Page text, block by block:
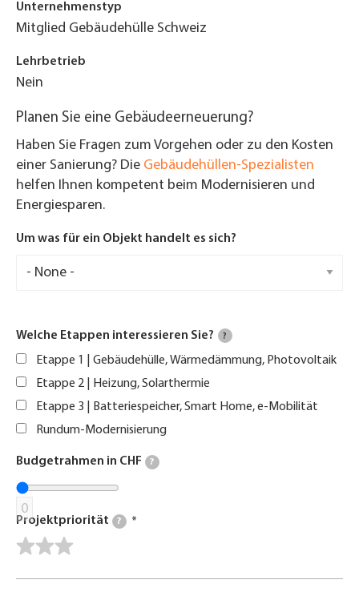
Unternehmenstyp
Mitglied Gebäudehülle Schweiz
Lehrbetrieb
Nein
Planen Sie eine Gebäudeerneuerung?
Haben Sie Fragen zum Vorgehen oder zu den Kosten
einer Sanierung? Die Gebäudehüllen-Spezialisten
helfen Ihnen kompetent beim Modernisieren und
Energiesparen.
Um was für ein Objekt handelt es sich?
Welche Etappen interessieren Sie? ?
Etappe 1 | Gebäudehülle, Wärmedämmung, Photovoltaik
Etappe 2 | Heizung, Solarthermie
Etappe 3 | Batteriespeicher, Smart Home, e-Mobilität
Rundum-Modernisierung
Budgetrahmen in CHF ?
0
Projektpriorität ?